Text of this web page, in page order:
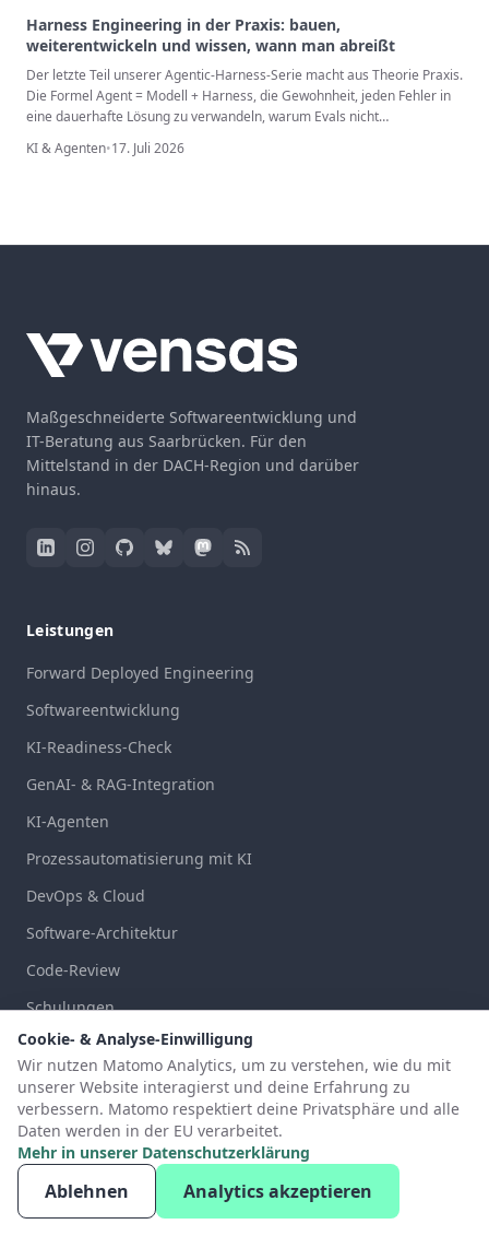
Cookie- & Analyse-Einwilligung
Wir nutzen Matomo Analytics, um zu verstehen, wie du mit
unserer Website interagierst und deine Erfahrung zu
verbessern. Matomo respektiert deine Privatsphäre und alle
Daten werden in der EU verarbeitet.
Mehr in unserer Datenschutzerklärung
Ablehnen Analytics akzeptieren
Harness Engineering in der Praxis: bauen,
weiterentwickeln und wissen, wann man abreißt
Der letzte Teil unserer Agentic-Harness-Serie macht aus Theorie Praxis.
Die Formel Agent = Modell + Harness, die Gewohnheit, jeden Fehler in
eine dauerhafte Lösung zu verwandeln, warum Evals nicht
überspringen – Gerüst wieder abbauen, während die Modelle darunter
KI & Agenten•17. Juli 2026
Maßgeschneiderte Softwareentwicklung und
IT-Beratung aus Saarbrücken. Für den
Mittelstand in der DACH-Region und darüber
hinaus.
Leistungen
Forward Deployed Engineering
Softwareentwicklung
KI-Readiness-Check
GenAI- & RAG-Integration
KI-Agenten
Prozessautomatisierung mit KI
DevOps & Cloud
Software-Architektur
Code-Review
Schulungen
Legacy-Modernisierung
Technical Due Diligence
Prozessoptimierung
.NET Entwicklung
EU-Datensouveränität